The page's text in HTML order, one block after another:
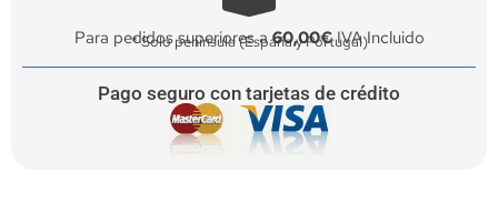
Para pedidos superiores a60,00€IVA Incluido
* Solo península (España y Portugal)
Pago seguro con tarjetas de crédito